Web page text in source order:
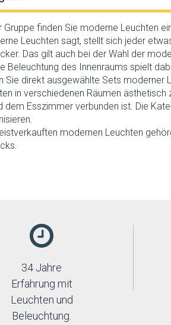
Gruppe finden Sie moderne Leuchten
Leuchten sagt, stellt sich jeder
Das gilt auch bei der Wahl der
Beleuchtung des Innenraums spielt
Sie direkt ausgewählte Sets moderner
in verschiedenen Räumen
dem Esszimmer verbunden ist. Die
modernen Leuchten
34 Jahre
Erfahrung mit
Leuchten und
Beleuchtung.